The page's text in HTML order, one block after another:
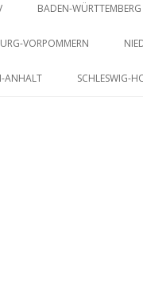
BADEN-WÜRTTEMBERG
VORPOMMERN
ANHALT SCHLESWIG-